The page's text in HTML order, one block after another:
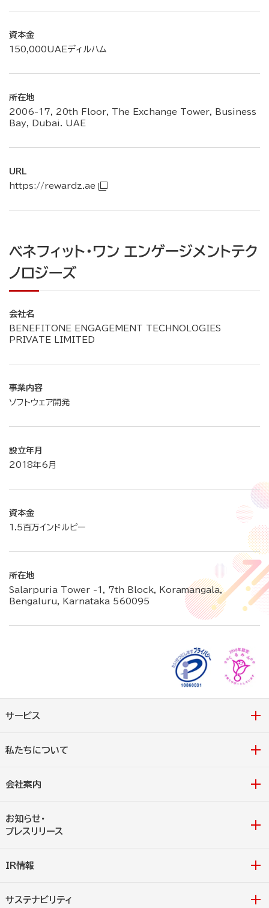
資本金
150,000UAEディルハム
所在地
2006-17, 20th Floor, The Exchange Tower, Business
Bay, Dubai. UAE
URL
https://rewardz.ae
ベネフィット・ワン エンゲージメントテク
ノロジーズ
会社名
BENEFITONE ENGAGEMENT TECHNOLOGIES
PRIVATE LIMITED
事業内容
ソフトウェア開発
設立年月
2018年6月
資本金
1.5百万インドルピー
所在地
Salarpuria Tower -1, 7th Block, Koramangala,
Bengaluru, Karnataka 560095
サービス
私たちについて
会社案内
お知らせ・
プレスリリース
IR情報
サステナビリティ